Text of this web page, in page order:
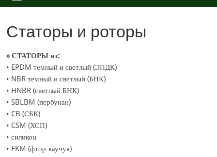
Статоры и роторы
» СТАТОРЫ из:
• EPDM темный и светлый (ЭПДК)
• NBR темный и светлый (БНК)
• HNBR (светлый БНК)
• SBLBM (пербунан)
• CB (СБК)
• CSM (ХСП)
• силикон
• FKM (фтор-каучук)